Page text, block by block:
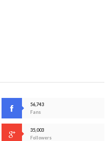
56,743
Fans
35,003
Followers